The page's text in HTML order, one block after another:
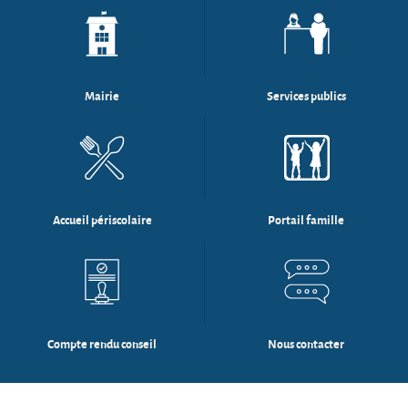
Mairie Services publics
Accueil périscolaire Portail famille
Compte rendu conseil Nous contacter